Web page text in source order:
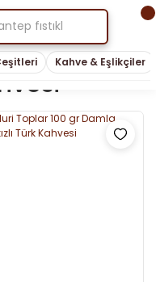
Kahve & Eşlikçiler